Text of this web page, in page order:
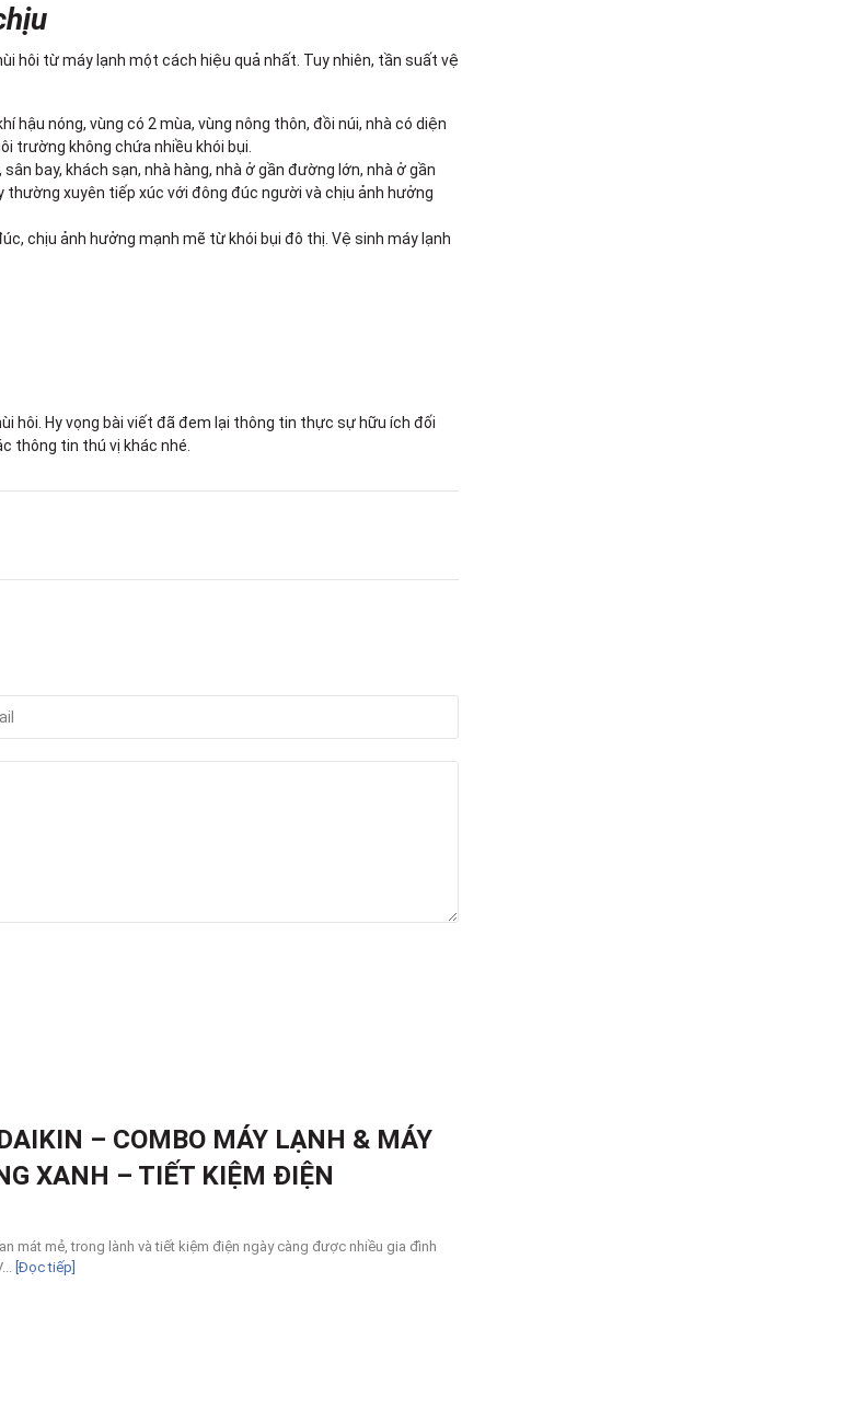
hôi từ máy lạnh một cách hiệu quả nhất. Tuy nhiên, tần suất vệ
hậu nóng, vùng có 2 mùa, vùng nông thôn, đồi núi, nhà có diện
trường không chứa nhiều khói bụi.
bay, khách sạn, nhà hàng, nhà ở gần đường lớn, nhà ở gần
thường xuyên tiếp xúc với đông đúc người và chịu ảnh hưởng
chịu ảnh hưởng mạnh mẽ từ khói bụi đô thị. Vệ sinh máy lạnh
hôi. Hy vọng bài viết đã đem lại thông tin thực sự hữu ích đối
thông tin thú vị khác nhé.
– COMBO MÁY LẠNH & MÁY
XANH – TIẾT KIỆM ĐIỆN
mát mẻ, trong lành và tiết kiệm điện ngày càng được nhiều gia đình
[Đọc tiếp]